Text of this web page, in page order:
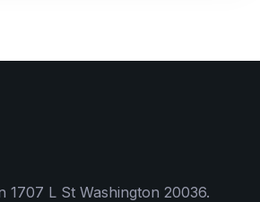
1707 L St Washington 20036.